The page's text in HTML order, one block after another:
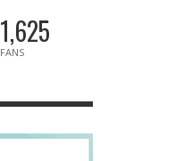
1,625
FANS